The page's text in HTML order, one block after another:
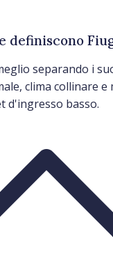
definiscono
separando i
clima collinare e
d'ingresso basso.